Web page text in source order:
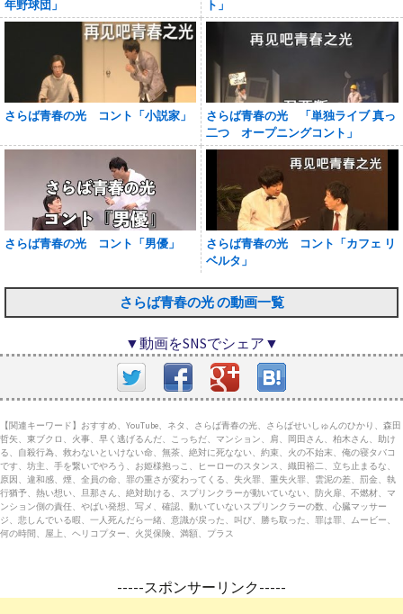
年野球団」
ト」
さらば青春の光 コント「小説家」
さらば青春の光 「単独ライブ 真っ
二つ オープニングコント」
さらば青春の光 コント「男優」
さらば青春の光 コント「カフェ リ
ベルタ」
さらば青春の光 の動画一覧
▼動画をSNSでシェア▼
【関連キーワード】おすすめ、YouTube、ネタ、さらば青春の光、さらばせいしゅんのひかり、森田
哲矢、東ブクロ、火事、早く逃げるんだ、こっちだ、マンション、肩、岡田さん、柏木さん、助け
る、自殺行為、救わないといけない命、無茶、絶対に死なない、約束、火の不始末、俺の寝タバコ
です、坊主、手を繋いでやろう、お姫様抱っこ、ヒーローのスタンス、織田裕二、立ち止まるな、
原因、違和感、煙、全員の命、罪の重さが変わってくる、失火罪、重失火罪、雲泥の差、罰金、執
行猶予、熱い想い、旦那さん、絶対助ける、スプリンクラーが動いていない、防火扉、不燃材、マ
ンション側の責任、やばい発想、写メ、確認、動いていないスプリンクラーの数、心臓マッサー
ジ、悲しんでいる暇、一人死んだら一緒、意識が戻った、叫び、勝ち取った、罪は罪、ムービー、
何の時間、屋上、ヘリコプター、火災保険、満額、プラス
-----スポンサーリンク-----